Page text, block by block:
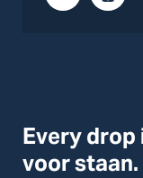
Every drop
voor staan.